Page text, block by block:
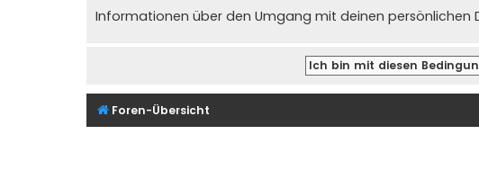
Informationen über den Umgang mit deinen persönlichen
Foren-Übersicht